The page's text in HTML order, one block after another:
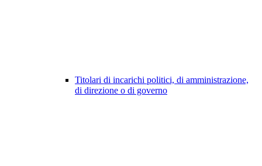
Titolari di incarichi politici, di amministrazione,
di direzione o di governo